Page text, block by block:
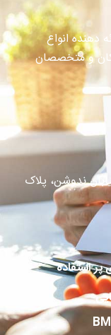
دهنده انواع
و متخصصان
ندوشن، پلاک
پر استفاده